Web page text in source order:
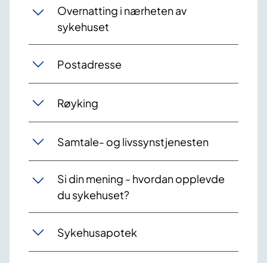
Overnatting i nærheten av
sykehuset
Postadresse
Røyking
Samtale- og livssynstjenesten
Si din mening - hvordan opplevde
du sykehuset?
Sykehusapotek